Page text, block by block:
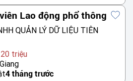
Lao động phổ thông
QUẢN LÝ DỮ LIỆU TIÊN
triệu
4 tháng trước